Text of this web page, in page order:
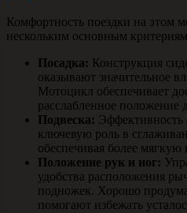
Комфортность поездки на этом
нескольким основным
Посадка: Конструкция
оказывают значительное
Мотоцикл обеспечивает
расслабленное положение
Подвеска: Эффективность
ключевую роль в
обеспечивая более
Положение рук и ног:
удобства расположения
подножек. Хорошо
помогают избежать